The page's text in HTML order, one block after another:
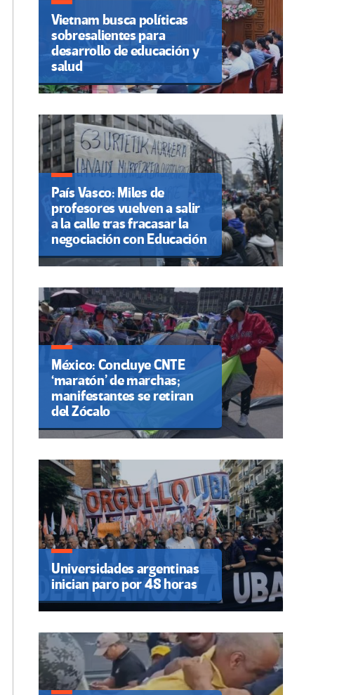
Vietnam busca políticas
sobresalientes para
desarrollo de educación y
salud
País Vasco: Miles de
profesores vuelven a salir
a la calle tras fracasar la
negociación con Educación
México: Concluye CNTE
‘maratón’ de marchas;
manifestantes se retiran
del Zócalo
Universidades argentinas
inician paro por 48 horas